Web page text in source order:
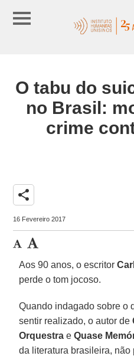
O tabu do
no Brasil:
crime
share
16 Fevereiro 2017
Aos 90 anos, o escritor
perde o tom jocoso.
Quando indagado sobre o
sentir realizado, o autor de
Orquestra eQuase
da literatura brasileira, não